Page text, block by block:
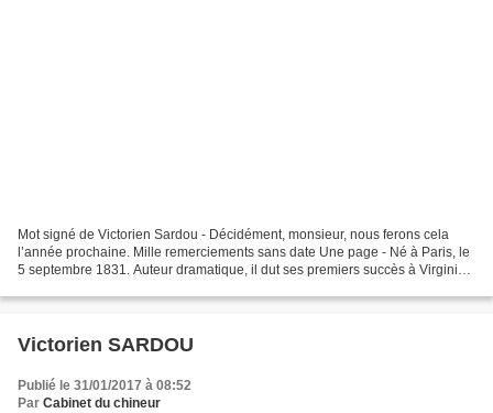
Mot signé de Victorien Sardou - Décidément, monsieur, nous ferons cela
l’année prochaine. Mille remerciements sans date Une page - Né à Paris, le
5 septembre 1831. Auteur dramatique, il dut ses premiers succès à Virginie
Victorien SARDOU
Publié le 31/01/2017 à 08:52
Par Cabinet du chineur